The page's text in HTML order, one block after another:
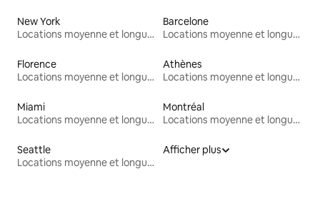
New York
Locations moyenne et longue durée
Barcelone
Locations moyenne et longue durée
Florence
Locations moyenne et longue durée
Athènes
Locations moyenne et longue durée
Miami
Locations moyenne et longue durée
Montréal
Locations moyenne et longue durée
Seattle
Locations moyenne et longue durée
Afficher plus